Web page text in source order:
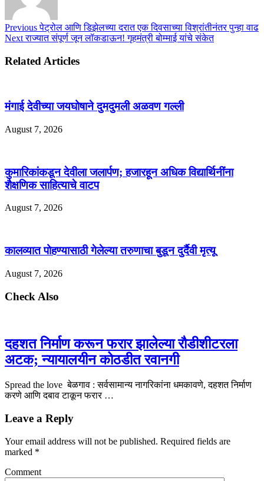
Previousपेट्रोल आणि डिझेलच्या दरात एक दिवसाच्या विश्रांतीनंतर पुन्हा वाढ
Nextराज्यात संपूर्ण जून लॉकडाऊन! गृहमंत्री बोम्माई यांचे संकेत
Related Articles
मंगाई देवीच्या जयघोषाने दुमदुमली अळवण गल्ली
August 7, 2026
कुमारिकांकडून देवीला जलार्पण; हजारहून अधिक विद्यार्थिनींना
शैक्षणिक साहित्याचे वाटप
August 7, 2026
कालव्यात पोहण्यासाठी गेलेल्या तरुणाचा बुडून दुर्दैवी मृत्यू
August 7, 2026
Check Also
दहशत निर्माण करून फरार झालेल्या रौडीशीटरला
अटक; न्यायालयीन कोठडीत रवानगी
Spread the love बेळगाव : सर्वसामान्य नागरिकांना धमकावणे, दहशत निर्माण
करणे आणि दबाव टाकून फरार …
Leave a Reply
Your email address will not be published. Required fields are
marked *
Comment